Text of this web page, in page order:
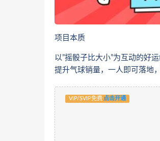
项目本质
以”摇骰子比大小”为互动的好
提升气球销量，一人即可落地
VIP/SVIP免费 点击开通